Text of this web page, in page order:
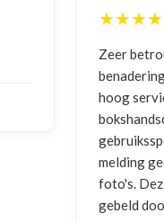
en persoonlijke
Bestelde
per e-mail met
van den Ing. De